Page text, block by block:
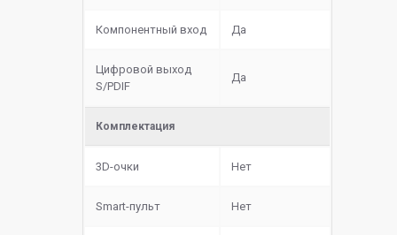
Компонентный вход Да
Цифровой выход
S/PDIF
Да
Комплектация
3D-очки Нет
Smart-пульт Нет